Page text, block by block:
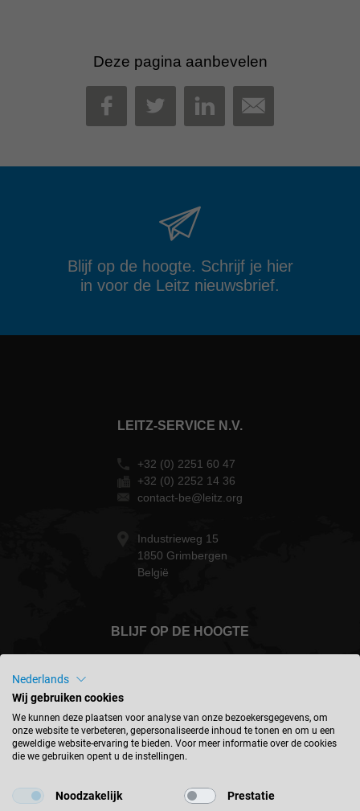
Deze pagina aanbevelen
FACEBOOK
TWITTERLINKEDIN
MAIL
Blijf op de hoogte. Schrijf je hier
in voor de Leitz nieuwsbrief.
LEITZ-SERVICE N.V.
+32 (0) 2251 60 47
+32 (0) 2252 14 36
contact-be@leitz.org
Industrieweg 15
1850 Grimbergen
België
BLIJF OP DE HOOGTE
België - nederlands
Nederlands
Wij gebruiken cookies
We kunnen deze plaatsen voor analyse van onze bezoekersgegevens, om
onze website te verbeteren, gepersonaliseerde inhoud te tonen en om u een
geweldige website-ervaring te bieden. Voor meer informatie over de cookies
die we gebruiken opent u de instellingen.
Noodzakelijk Prestatie